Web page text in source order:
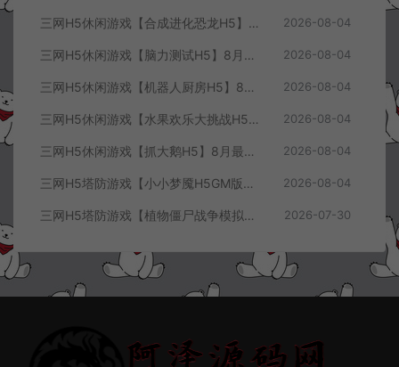
三网H5休闲游戏【合成进化恐龙H5】8月最新整理Linux手工服务端+Win一键服务端+解压即玩+简易安卓客户端+详细搭建教程 2026-08-04
三网H5休闲游戏【脑力测试H5】8月最新整理Linux手工服务端+Win一键服务端+解压即玩+简易安卓客户端+详细搭建教程 2026-08-04
三网H5休闲游戏【机器人厨房H5】8月最新整理Linux手工服务端+Win一键服务端+解压即玩+简易安卓客户端+详细搭建教程 2026-08-04
三网H5休闲游戏【水果欢乐大挑战H5】8月最新整理Linux手工服务端+Win一键服务端+解压即玩+简易安卓客户端+详细搭建教程 2026-08-04
三网H5休闲游戏【抓大鹅H5】8月最新整理Linux手工服务端+Win一键服务端+解压即玩+简易安卓客户端+详细搭建教程 2026-08-04
三网H5塔防游戏【小小梦魇H5GM版】7月最新整理Linux手工服务端+Win一键服务端+解压即玩+简易安卓客户端+详细搭建教程 2026-08-04
三网H5塔防游戏【植物僵尸战争模拟器H5】7月最新整理Linux手工服务端+Win一键服务端+解压即玩+简易安卓客户端+详细搭建教程 2026-07-30